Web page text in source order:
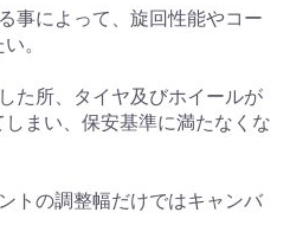
事によって、旋回性能やコー
。
た所、タイヤ及びホイールが
まい、保安基準に満たなくな
トの調整幅だけではキャンバ